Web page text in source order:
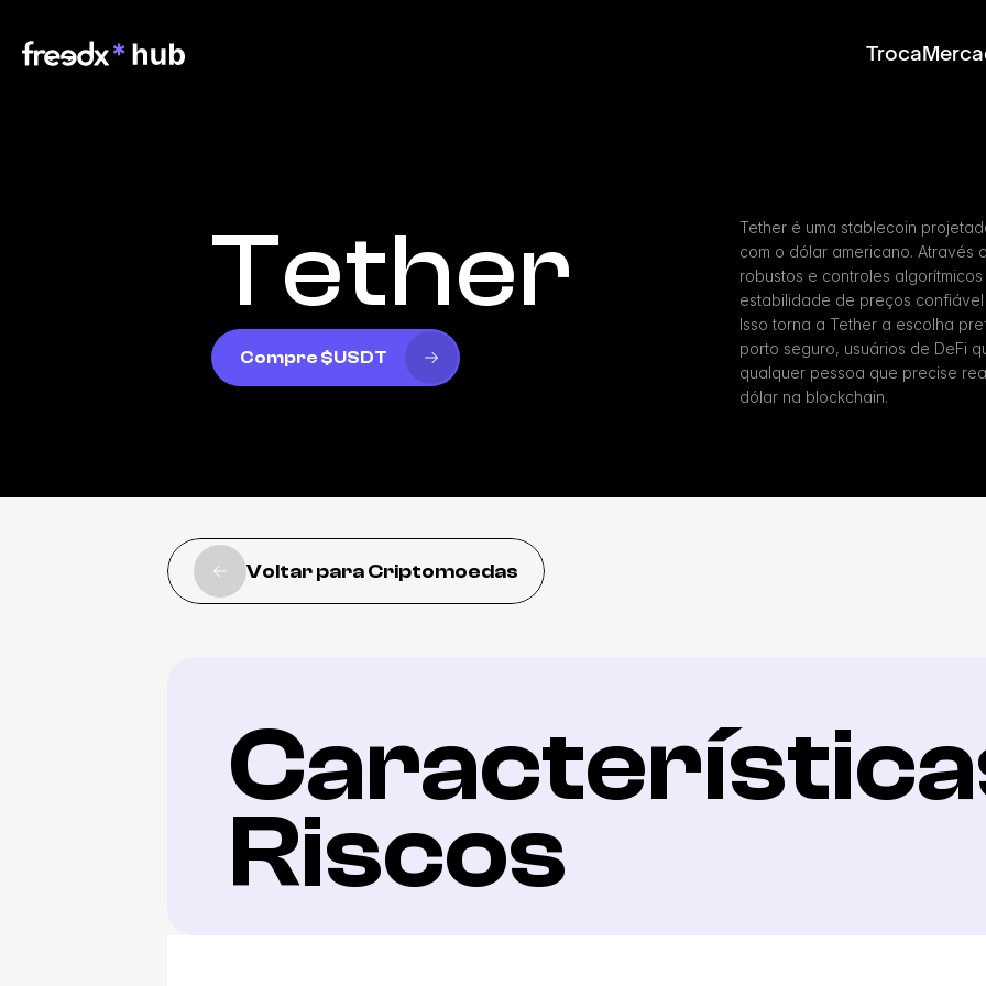
Troca
Tether
Compre $USDT
Tether é uma stablecoin
com o dólar americano. Através
robustos e controles
estabilidade de preços
Isso torna a Tether a escolha
porto seguro, usuários de DeFi
qualquer pessoa que precise
dólar na blockchain.
Voltar para Criptomoedas
Riscos